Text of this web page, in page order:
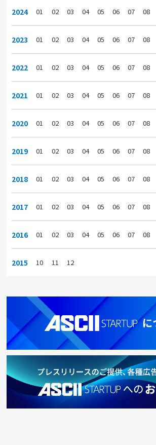
2024 01 02 03 04 05 06 07 08
2023 01 02 03 04 05 06 07 08
2022 01 02 03 04 05 06 07 08
2021 01 02 03 04 05 06 07 08
2020 01 02 03 04 05 06 07 08
2019 01 02 03 04 05 06 07 08
2018 01 02 03 04 05 06 07 08
2017 01 02 03 04 05 06 07 08
2016 01 02 03 04 05 06 07 08
2015 10 11 12